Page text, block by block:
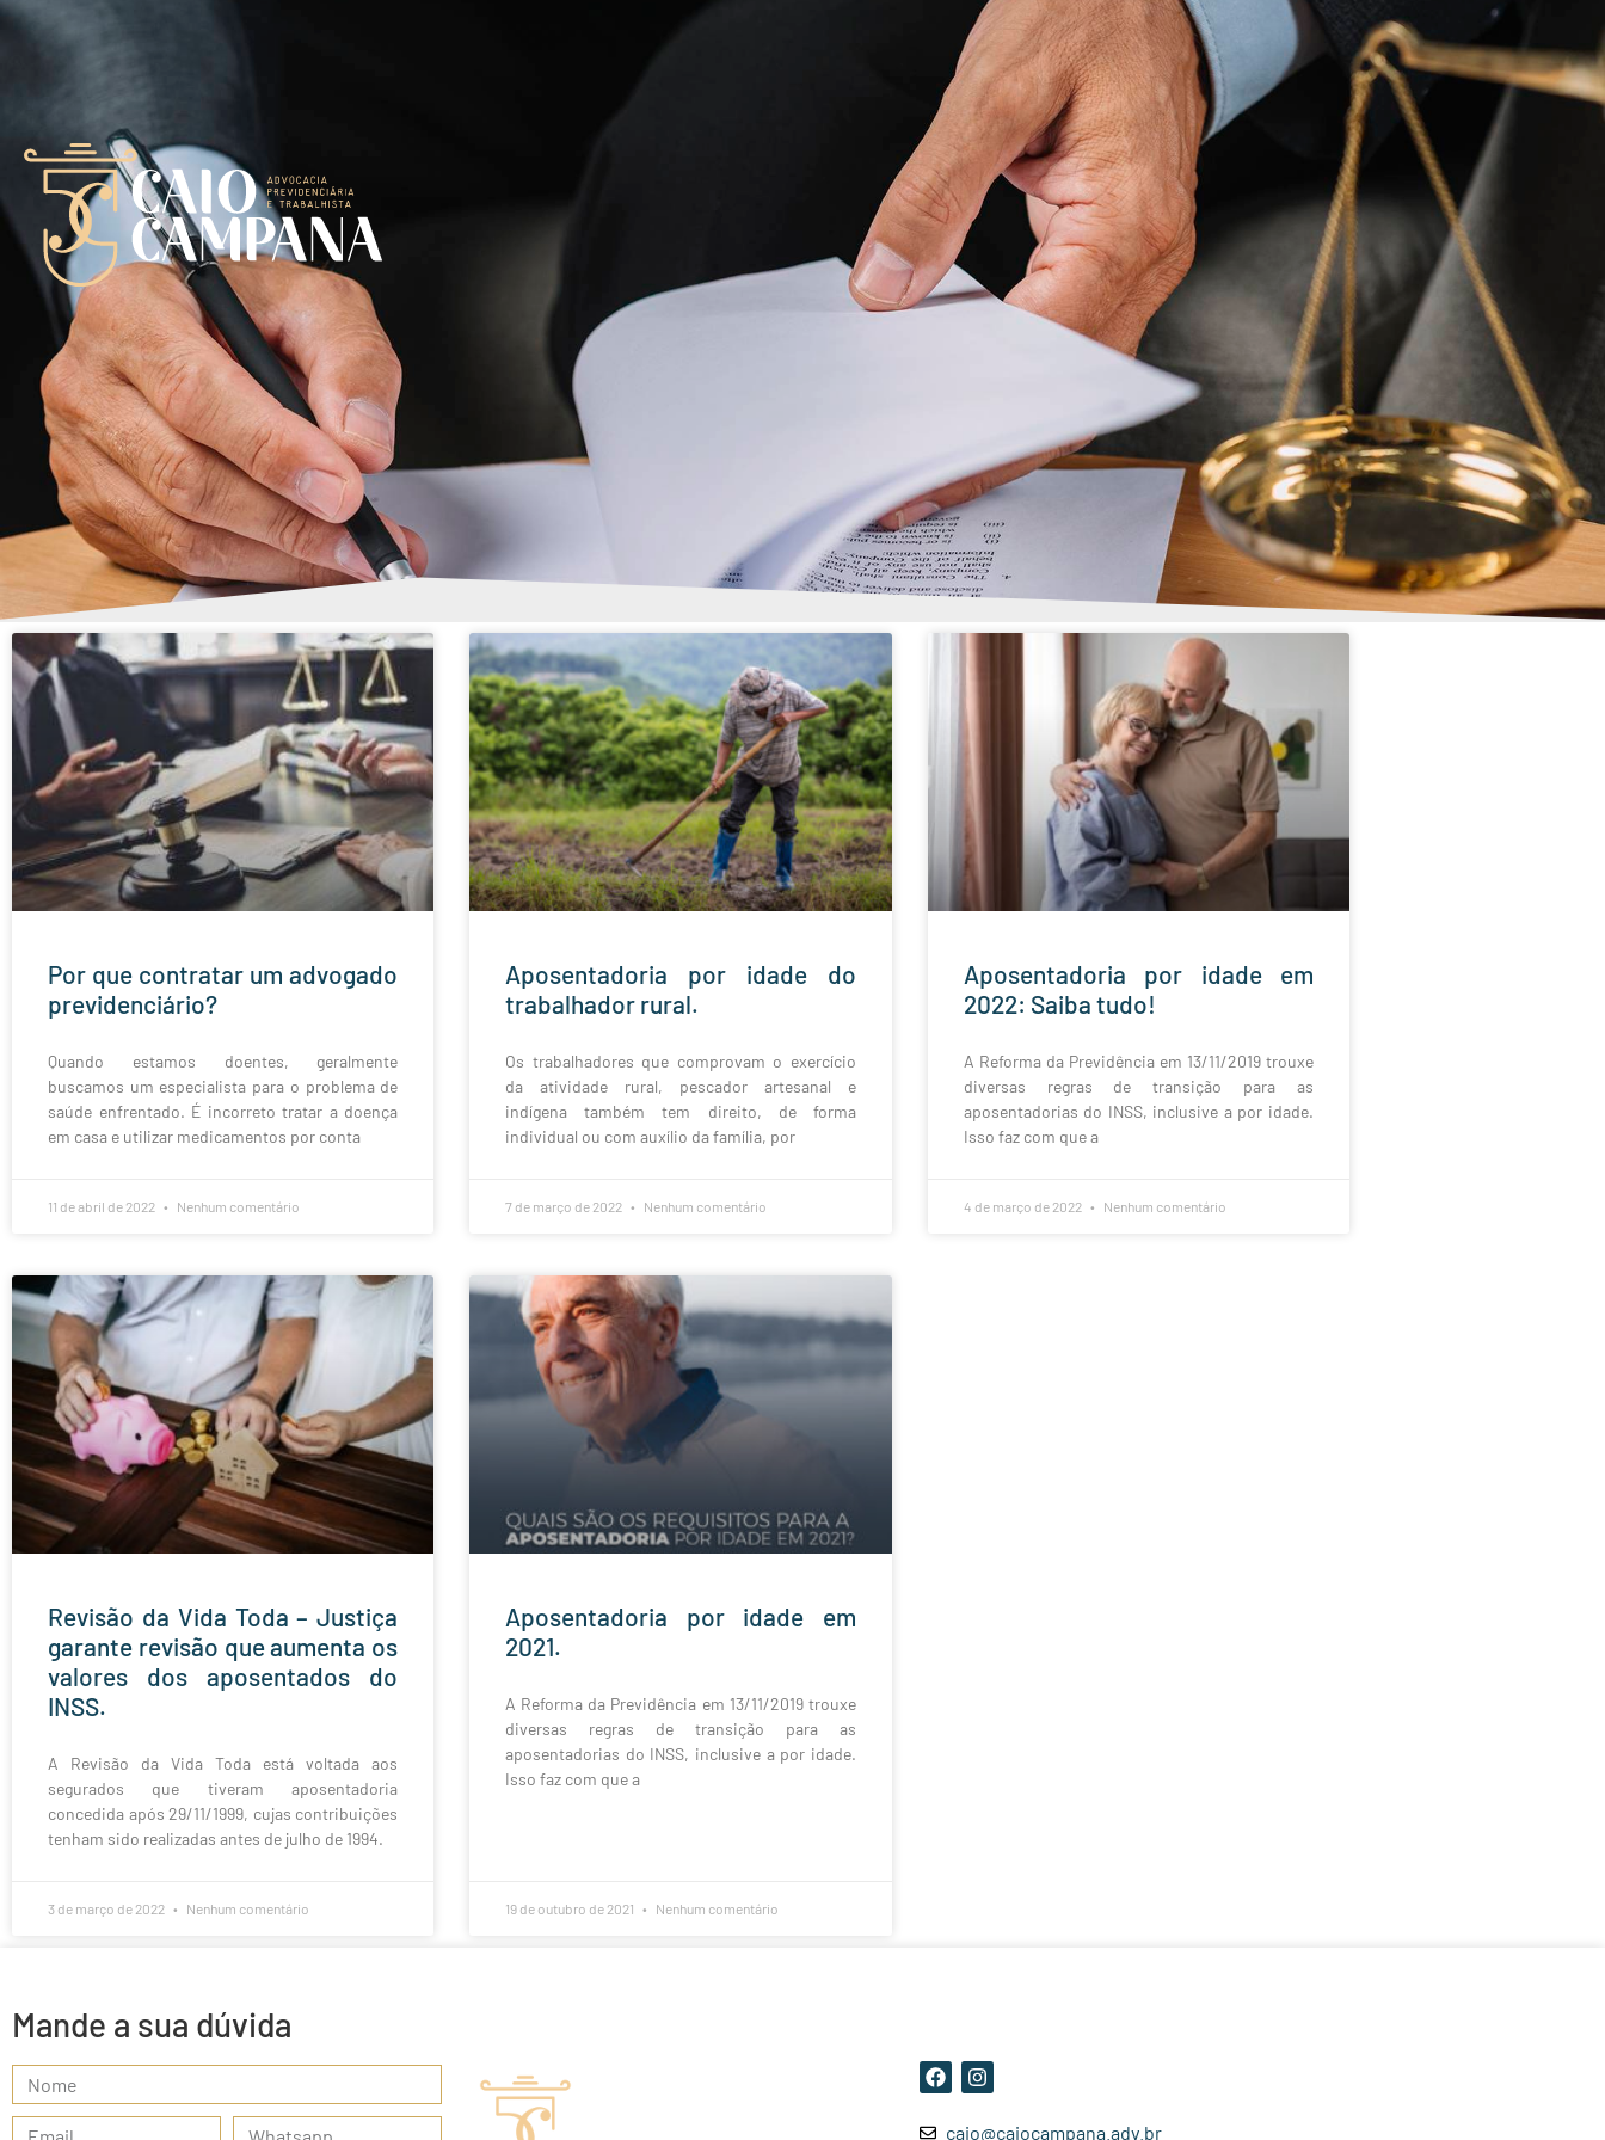
Por que contratar um advogado
previdenciário?
Quando estamos doentes, geralmente
buscamos um especialista para o problema de
saúde enfrentado. É incorreto tratar a doença
em casa e utilizar medicamentos por conta
11 de abril de 2022 Nenhum comentário
Aposentadoria por idade do
trabalhador rural.
Os trabalhadores que comprovam o exercício
da atividade rural, pescador artesanal e
indígena também tem direito, de forma
individual ou com auxílio da família, por
7 de março de 2022 Nenhum comentário
Aposentadoria por idade em
2022: Saiba tudo!
A Reforma da Previdência em 13/11/2019 trouxe
diversas regras de transição para as
aposentadorias do INSS, inclusive a por idade.
Isso faz com que a
4 de março de 2022 Nenhum comentário
Revisão da Vida Toda – Justiça
garante revisão que aumenta os
valores dos aposentados do
INSS.
A Revisão da Vida Toda está voltada aos
segurados que tiveram aposentadoria
concedida após 29/11/1999, cujas contribuições
tenham sido realizadas antes de julho de 1994.
3 de março de 2022 Nenhum comentário
Aposentadoria por idade em
2021.
A Reforma da Previdência em 13/11/2019 trouxe
diversas regras de transição para as
aposentadorias do INSS, inclusive a por idade.
Isso faz com que a
19 de outubro de 2021 Nenhum comentário
Mande a sua dúvida
caio@caiocampana.adv.br